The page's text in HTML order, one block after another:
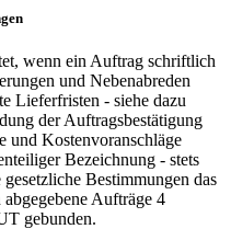
wenn ein Auftrag schriftlich
und Nebenabreden
Lieferfristen - siehe dazu
der Auftragsbestätigung
und Kostenvoranschläge
Bezeichnung - stets
Bestimmungen das
Aufträge 4
gebunden.